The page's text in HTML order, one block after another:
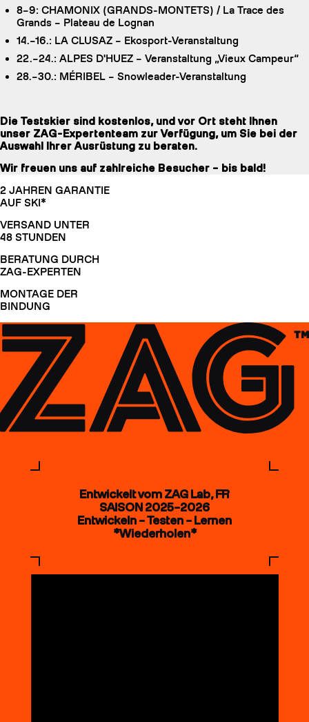
8–9: CHAMONIX (GRANDS-MONTETS) / La Trace des
Grands – Plateau de Lognan
14.–16.: LA CLUSAZ – Ekosport-Veranstaltung
22.–24.: ALPES D'HUEZ – Veranstaltung „Vieux Campeur“
28.–30.: MÉRIBEL – Snowleader-Veranstaltung
Die Testskier sind kostenlos, und vor Ort steht Ihnen
unser ZAG-Expertenteam zur Verfügung, um Sie bei der
Auswahl Ihrer Ausrüstung zu beraten.
Wir freuen uns auf zahlreiche Besucher – bis bald!
2 JAHREN GARANTIE
AUF SKI*
VERSAND UNTER
48 STUNDEN
BERATUNG DURCH
ZAG-EXPERTEN
MONTAGE DER
BINDUNG
Entwickelt vom ZAG Lab, FR
SAISON 2025–2026
Entwickeln – Testen – Lernen
*Wiederholen*